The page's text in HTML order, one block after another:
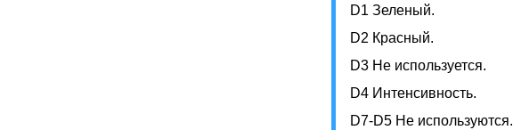
D1 Зеленый.
D2 Красный.
D3 Не используется.
D4 Интенсивность.
D7-D5 Не используются.